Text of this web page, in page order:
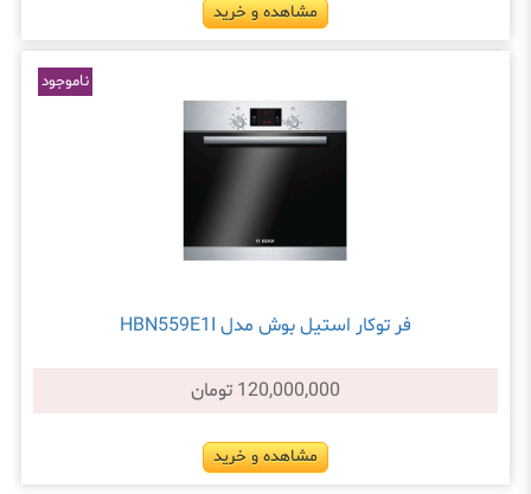
مشاهده و خرید
ناموجود
فر توکار استیل بوش مدل HBN559E1I
120,000,000 تومان
مشاهده و خرید